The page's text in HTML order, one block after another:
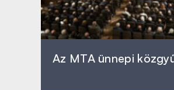
Az MTA ünnepi